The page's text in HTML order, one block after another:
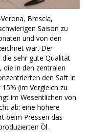
Brescia,
Saison zu
und von den
war. Der
sehr gute Qualität
die in den zentralen
den Saft in
(im Vergleich zu
im Wesentlichen von
ab: eine höhere
beim Pressen das
Öl.